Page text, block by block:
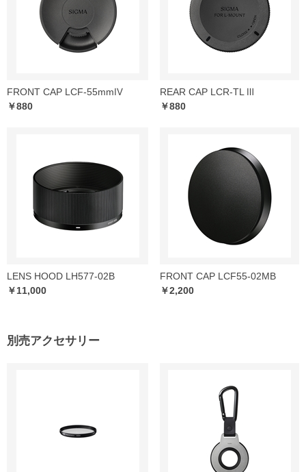
FRONT CAP LCF-55mmⅣ
￥880
REAR CAP LCR-TL Ⅲ
￥880
LENS HOOD LH577-02B
￥11,000
FRONT CAP LCF55-02MB
￥2,200
別売アクセサリー